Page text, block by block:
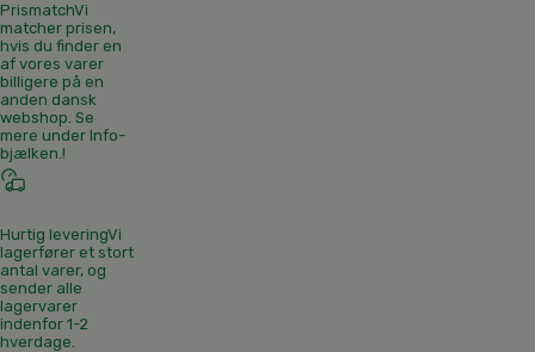
PrismatchVi
matcher prisen,
hvis du finder en
af vores varer
billigere på en
anden dansk
webshop. Se
mere under Info-
bjælken.!
Hurtig leveringVi
lagerfører et stort
antal varer, og
sender alle
lagervarer
indenfor 1-2
hverdage.